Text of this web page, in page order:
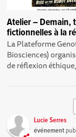
Atelier – Demain,
fictionnelles à la
La Plateforme
Biosciences)
de réflexion
Lucie Serres
événement